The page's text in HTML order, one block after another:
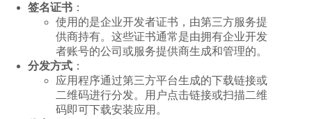
签名证书 ：
使用的是企业开发者证书，由第三方服务提
供商持有。这些证书通常是由拥有企业开发
者账号的公司或服务提供商生成和管理的。
分发方式 ：
应用程序通过第三方平台生成的下载链接或
二维码进行分发。用户点击链接或扫描二维
码即可下载安装应用。